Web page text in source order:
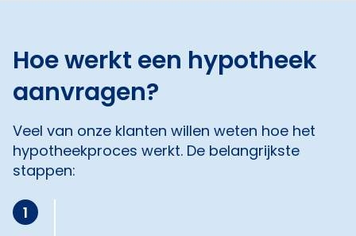
Hoe werkt een hypotheek
aanvragen?
Veel van onze klanten willen weten hoe het
hypotheekproces werkt. De belangrijkste
stappen:
1